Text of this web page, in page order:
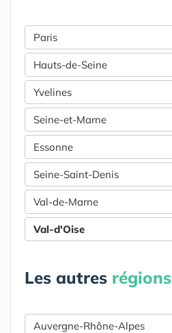
Paris
Hauts-de-Seine
Yvelines
Seine-et-Marne
Essonne
Seine-Saint-Denis
Val-de-Marne
Val-d'Oise
Les autres régions
Auvergne-Rhône-Alpes